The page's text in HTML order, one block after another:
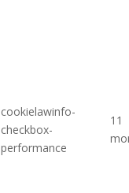
cookielawinfo-
checkbox-
performance
11